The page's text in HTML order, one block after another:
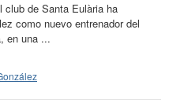
club de Santa Eulària ha
como nuevo entrenador del
en una ...